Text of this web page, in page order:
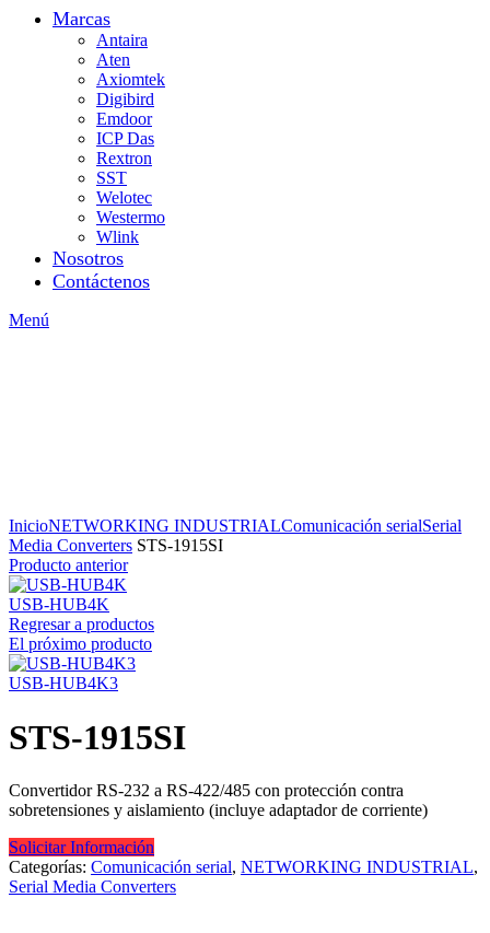
Marcas
Antaira
Aten
Axiomtek
Digibird
Emdoor
ICP Das
Rextron
SST
Welotec
Westermo
Wlink
Nosotros
Contáctenos
Menú
InicioNETWORKING INDUSTRIALComunicación serialSerial
Media Converters STS-1915SI
Producto anterior
USB-HUB4K
Regresar a productos
El próximo producto
USB-HUB4K3
STS-1915SI
Convertidor RS-232 a RS-422/485 con protección contra
sobretensiones y aislamiento (incluye adaptador de corriente)
Solicitar Información
Categorías: Comunicación serial, NETWORKING INDUSTRIAL,
Serial Media Converters